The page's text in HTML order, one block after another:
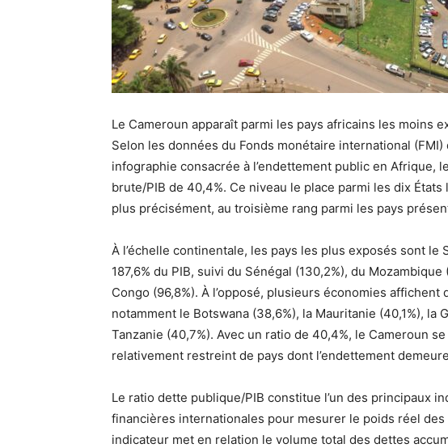
Le Cameroun apparaît parmi les pays africains les moins
Selon les données du Fonds monétaire international (FMI)
infographie consacrée à l’endettement public en Afrique,
brute/PIB de 40,4%. Ce niveau le place parmi les dix
plus précisément, au troisième rang parmi les pays
À l’échelle continentale, les pays les plus exposés sont
187,6% du PIB, suivi du Sénégal (130,2%), du Mozambique
Congo (96,8%). À l’opposé, plusieurs économies
notamment le Botswana (38,6%), la Mauritanie (40,1%), la
Tanzanie (40,7%). Avec un ratio de 40,4%, le Cameroun
relativement restreint de pays dont l’endettement
Le ratio dette publique/PIB constitue l’un des principaux
financières internationales pour mesurer le poids réel des
indicateur met en relation le volume total des dettes